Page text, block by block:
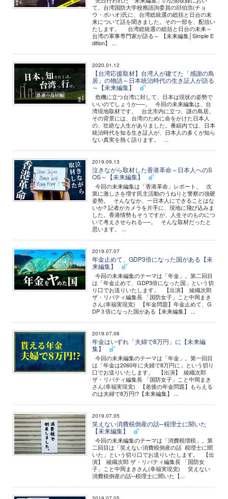
て、台湾国防大学校務諮詢委員の邱伯浩(チョ
ウ・ボハオ)氏に、台湾総統選の総括と日台の未
来について話を聞きました。その一部を、配信い
たします。 台湾総統選の総括と日台の未来～
台湾の軍事専門家が語る～ 【未来編集│Simple E
dition】 ...
2020.01.12
【台湾応援取材】台湾人が建てた「感謝の鳥
居」の物語～日本統治時代の生き証人が語る
～【未来編集】
危機に立つ台湾に対して、日本は現状の姿勢で
いいのでしょうか──。 今回の未来編集は、台
湾現地取材です。 台北市内に立つ、謎の鳥居。
その背景には、台湾のために命をかけた日本人
の、壮絶な人生がありました。番組内では、日本
統治時代を知る生き証人が、日本人の多くが知ら
ない真実を熱く語ります。 ...
2019.09.13
泣きながら取材した香港革命～日本人へのS
OS～【未来編集】
今回の未来編集は「香港革命」レポート。 次
第に激しさを増す民主活動のうねりと警察の強硬
姿勢。 そんななか、一日本人にできることはな
いか? 記者がカメラを片手に、現地に飛び込みま
した。香港情勢もそうですが、人生そのものにつ
いて考えさせられる──。 そんな取材だったと
思います。 ...
2019.07.07
年金止めて、GDP3倍になった国がある【未
来編集】
今回の未来編集のテーマは「年金」。第二回目
は「年金止めて、GDP3倍になった国」という切
り口でお送りいたします。 【出演】 綾織次郎
ザ・リバティ編集長 「国防女子」こと中岡まき
さん(幸福実現党) 【年金問題】年金止めて、G
DP３倍になった国がある【未来編集】 ...
2019.07.06
年金はいずれ「夫婦で8万円」に【未来編
集】
今回の未来編集のテーマは「年金」。第一回目
は「年金は2060年に夫婦で8万円に」という切り
口でお送りいたします。 【出演】 綾織次郎
ザ・リバティ編集長 「国防女子」こと中岡まき
さん(幸福実現党) 【老後の年金問題】もらえる
のは夫婦で8万円!?【未来編集】 ...
2019.07.05
笑えない消費税倒産の話─税理士に聞いた
【未来編集】
今回の未来編集のテーマは「消費税増税」。第
二回目は「笑えない消費税倒産の話 税理士に聞
いた」という切り口でお送りいたします。 【出
演】 綾織次郎 ザ・リバティ編集長 「国防女
子」こと中岡まきさん(幸福実現党) 笑えない
消費税倒産の話─税理士に聞いた【...